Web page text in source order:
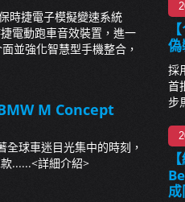
時捷電子模擬變速系統
電動跑車音效裝置，進一
並強化智慧型手機整合，
M Concept
球車迷目光集中的時刻，
......<詳細介紹>
偽
採
首
步
成